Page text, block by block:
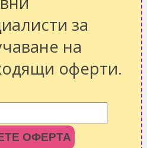
за
на
оферти.
ОФЕРТА